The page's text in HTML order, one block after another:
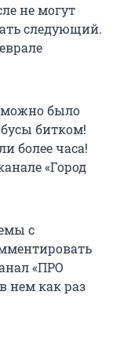
не могут
следующий.
было
битком!
более часа!
«Город
с
«ПРО
нем как раз